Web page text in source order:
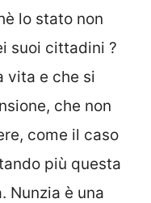
lo stato non
suoi cittadini ?
vita e che si
che non
come il caso
più questa
Nunzia è una